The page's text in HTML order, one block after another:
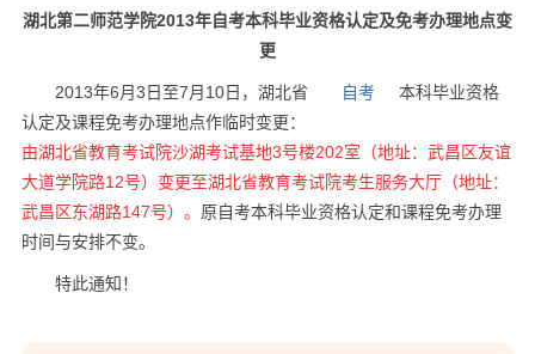
湖北第二师范学院2013年自考本科毕业资格认定及免考办理地点变
更
2013年6月3日至7月10日，湖北省 自考
本科毕业资格
认定及课程免考办理地点作临时变更：
由湖北省教育考试院沙湖考试基地3号楼202室（地址：武昌区友谊
大道学院路12号）变更至湖北省教育考试院考生服务大厅（地址：
武昌区东湖路147号）。 原自考本科毕业资格认定和课程免考办理
时间与安排不变。
特此通知！